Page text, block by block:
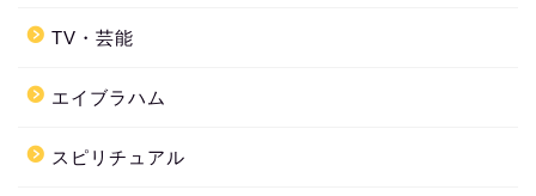
TV・芸能
エイブラハム
スピリチュアル